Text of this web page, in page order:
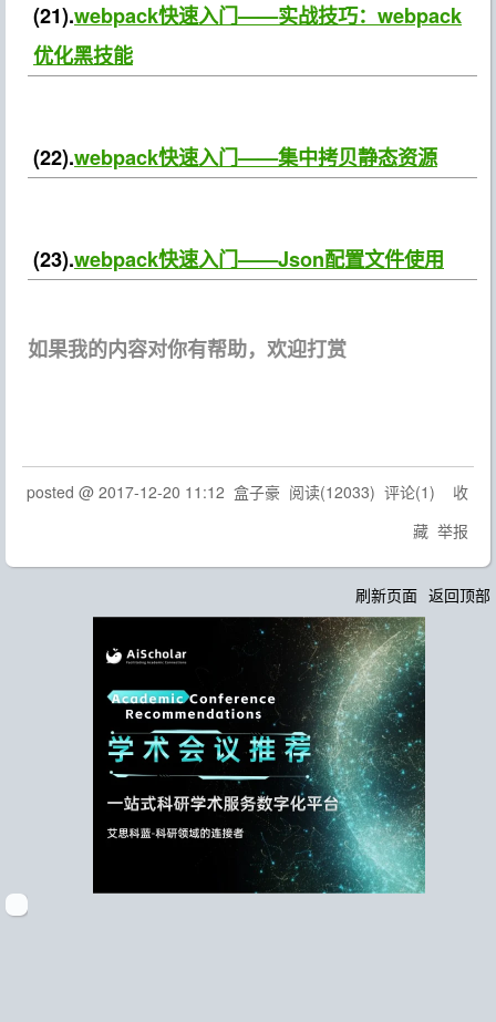
(21).webpack快速入门——实战技巧：webpack
优化黑技能
(22).webpack快速入门——集中拷贝静态资源
(23).webpack快速入门——Json配置文件使用
如果我的内容对你有帮助，欢迎打赏
posted @ 2017-12-20 11:12 盒子豪 阅读(12033) 评论(1) 收
藏 举报
刷新页面 返回顶部